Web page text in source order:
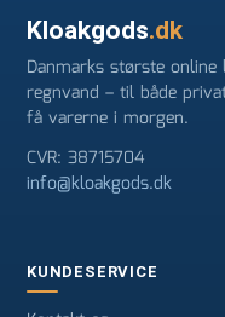
Kloakgods.dk
Danmarks største
regnvand – til både
få varerne i morgen.
CVR: 38715704
info@kloakgods.dk
KUNDESERVICE